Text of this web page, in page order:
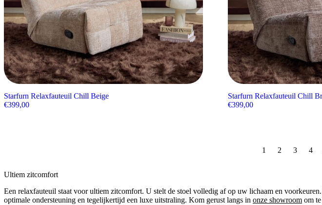
Starfurn Relaxfauteuil Chill Beige
€399,00
Starfurn Relaxfauteuil Chill
€399,00
1 2 3 4
Ultiem zitcomfort
Een relaxfauteuil staat voor ultiem zitcomfort. U stelt de stoel volledig af op uw lichaam en
optimale ondersteuning en tegelijkertijd een luxe uitstraling. Kom gerust langs in onze showroom om